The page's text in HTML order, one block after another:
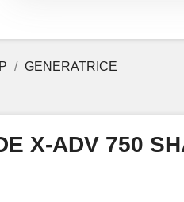
GENERATRICE
X-ADV 750